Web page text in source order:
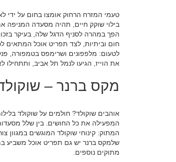
טעמי המזרח הרחוק אומצו בחום על ידי
בילוי שוקק חיים, תהיה מסעדה המניפה
הפך במהרה לסניף הדגל שלה, בעיקר
חום וביתיות, לצד תפריט אוכל המתאים
לטעום: מלפפונים ושרימפס בטמפורה,
את הוייז, הגיעו לנמל תל אביב, ותתחילו
מקס ברנר –
אוהבים שוקולד? חולמים על שוקולד
המפעילה את כל החושים. בין שלל
המתוק: קינוחי שוקולד המוגשים במגוון
שלמקס ברנר יש גם תפריט אוכל משביע
מתוקים נוספים.